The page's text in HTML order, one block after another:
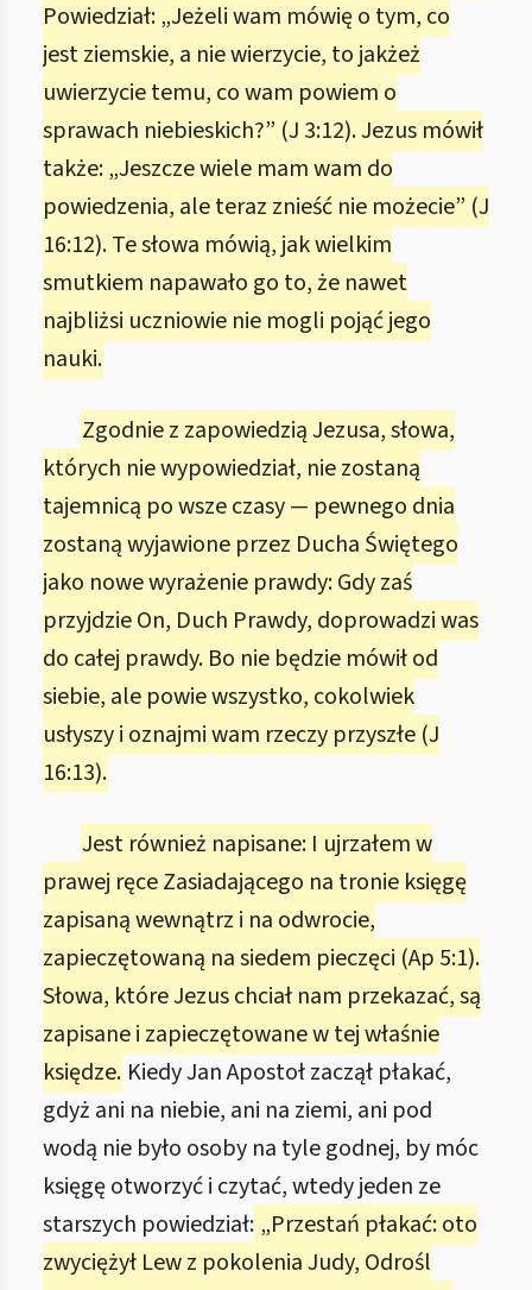
Powiedział: „Jeżeli wam mówię o tym, co
jest ziemskie, a nie wierzycie, to jakżeż
uwierzycie temu, co wam powiem o
sprawach niebieskich?” (J 3:12). Jezus mówił
także: „Jeszcze wiele mam wam do
powiedzenia, ale teraz znieść nie możecie” (J
16:12). Te słowa mówią, jak wielkim
smutkiem napawało go to, że nawet
najbliżsi uczniowie nie mogli pojąć jego
nauki.
Zgodnie z zapowiedzią Jezusa, słowa,
których nie wypowiedział, nie zostaną
tajemnicą po wsze czasy — pewnego dnia
zostaną wyjawione przez Ducha Świętego
jako nowe wyrażenie prawdy: Gdy zaś
przyjdzie On, Duch Prawdy, doprowadzi was
do całej prawdy. Bo nie będzie mówił od
siebie, ale powie wszystko, cokolwiek
usłyszy i oznajmi wam rzeczy przyszłe (J
16:13).
Jest również napisane: I ujrzałem w
prawej ręce Zasiadającego na tronie księgę
zapisaną wewnątrz i na odwrocie,
zapieczętowaną na siedem pieczęci (Ap 5:1).
Słowa, które Jezus chciał nam przekazać, są
zapisane i zapieczętowane w tej właśnie
księdze. Kiedy Jan Apostoł zaczął płakać,
gdyż ani na niebie, ani na ziemi, ani pod
wodą nie było osoby na tyle godnej, by móc
księgę otworzyć i czytać, wtedy jeden ze
starszych powiedział: „Przestań płakać: oto
zwyciężył Lew z pokolenia Judy, Odrośl